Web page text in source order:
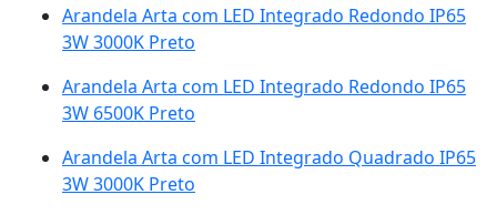
Arandela Arta com LED Integrado Redondo IP65
3W 3000K Preto
Arandela Arta com LED Integrado Redondo IP65
3W 6500K Preto
Arandela Arta com LED Integrado Quadrado IP65
3W 3000K Preto